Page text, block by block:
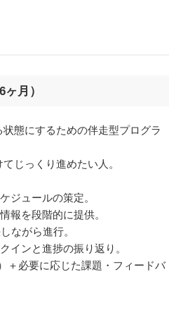
月）
態にするための伴走型プログラ
じっくり進めたい人。
ジュールの策定。
報を段階的に提供。
ながら進行。
インと進捗の振り返り。
＋必要に応じた課題・フィードバ